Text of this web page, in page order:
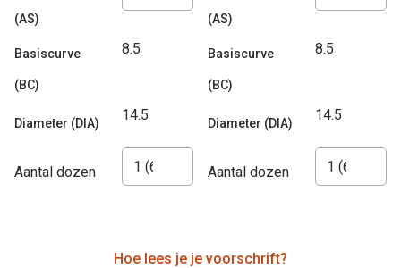
Alle brillen merken
Online hulp & advies
Bril online kopen in maar 4 stappen
Soorten brillenglazen
Bril online passen
Contact
Alles
(AS)
Basiscurve
(BC)
8.5
Diameter (DIA)
14.5
Aantal dozen
(AS)
Basiscurve
(BC)
8.5
Diameter (DIA)
14.5
Aantal dozen
Hoe lees je je voorschrift?